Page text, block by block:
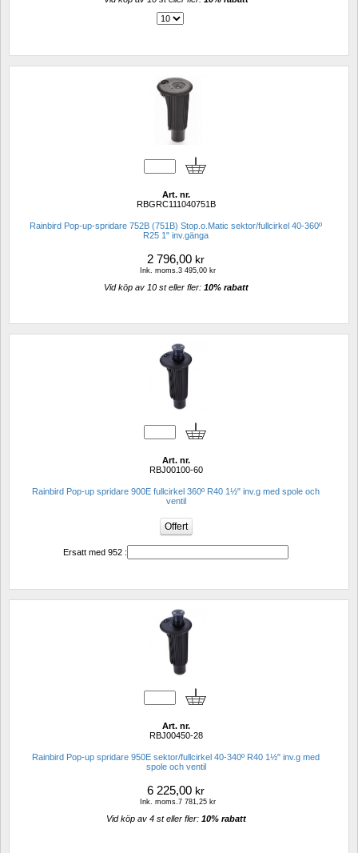
Art. nr.
RBGRC111040751B
Rainbird Pop-up-spridare 752B (751B) Stop.o.Matic sektor/fullcirkel 40-360º
R25 1" inv.gänga
2 796,00 kr
Ink. moms.3 495,00 kr
Vid köp av 10 st eller fler: 10% rabatt
Art. nr.
RBJ00100-60
Rainbird Pop-up spridare 900E fullcirkel 360º R40 1½" inv.g med spole och
ventil
Ersatt med 952 :
Art. nr.
RBJ00450-28
Rainbird Pop-up spridare 950E sektor/fullcirkel 40-340º R40 1½" inv.g med
spole och ventil
6 225,00 kr
Ink. moms.7 781,25 kr
Vid köp av 4 st eller fler: 10% rabatt